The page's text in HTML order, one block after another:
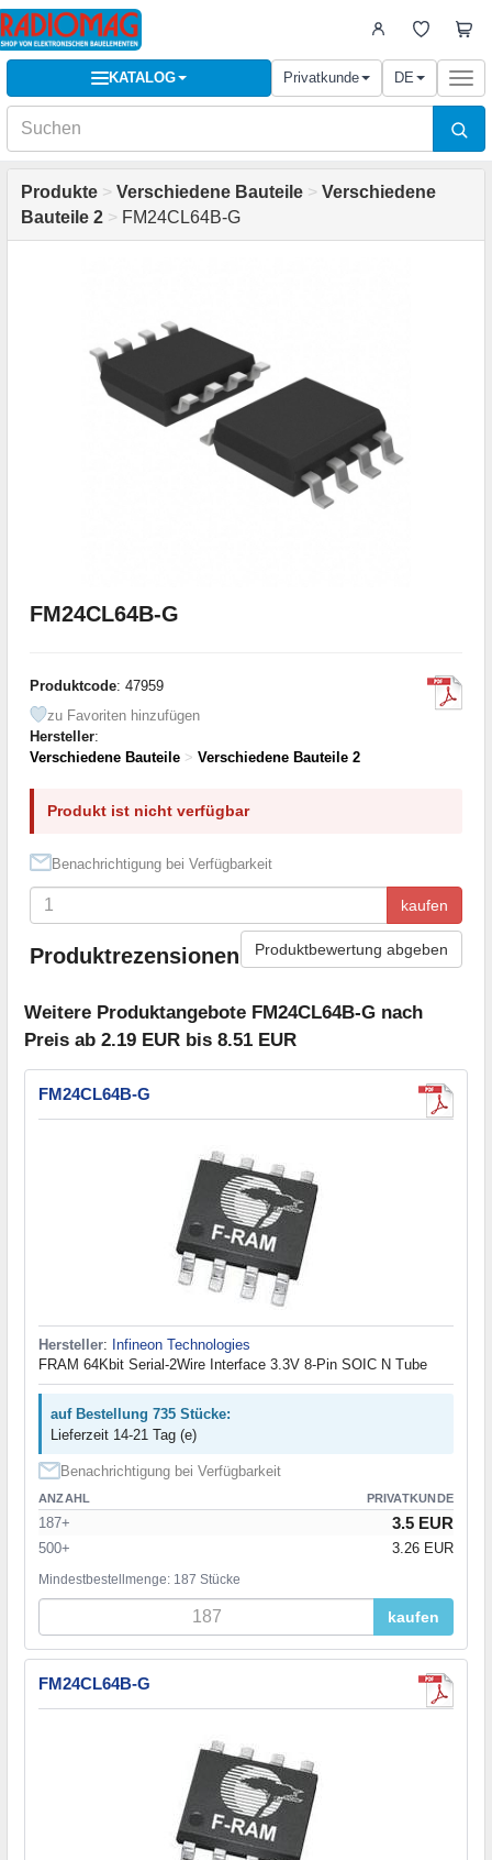
KATALOG Privatkunde DE
Produkte > Verschiedene Bauteile > Verschiedene
Bauteile 2 > FM24CL64B-G
FM24CL64B-G
Produktcode: 47959
zu Favoriten hinzufügen
Hersteller:
Verschiedene Bauteile > Verschiedene Bauteile 2
Produkt ist nicht verfügbar
Benachrichtigung bei Verfügbarkeit
kaufen
Produktrezensionen Produktbewertung abgeben
Weitere Produktangebote FM24CL64B-G nach
Preis ab 2.19 EUR bis 8.51 EUR
FM24CL64B-G
Hersteller: Infineon Technologies
FRAM 64Kbit Serial-2Wire Interface 3.3V 8-Pin SOIC N Tube
auf Bestellung 735 Stücke:
Lieferzeit 14-21 Tag (e)
Benachrichtigung bei Verfügbarkeit
ANZAHL PRIVATKUNDE
187+ 3.5 EUR
500+ 3.26 EUR
Mindestbestellmenge: 187 Stücke
kaufen
FM24CL64B-G